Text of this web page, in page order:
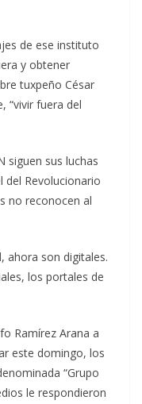
de ese instituto
y obtener
tuxpeño César
“vivir fuera del
siguen sus luchas
del Revolucionario
no reconocen al
ahora son digitales.
los portales de
Ramírez Arana a
este domingo, los
“Grupo
le respondieron